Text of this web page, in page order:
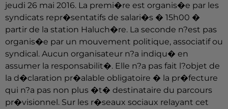
jeudi 26 mai 2016. La premi�re est organis�e par les
syndicats repr�sentatifs de salari�s � 15h00 �
partir de la station Haluch�re. La seconde n?est pas
organis�e par un mouvement politique, associatif ou
syndical. Aucun organisateur n?a indiqu� en
assumer la responsabilit�. Elle n?a pas fait l?objet de
la d�claration pr�alable obligatoire � la pr�fecture
qui n?a pas non plus �t� destinataire du parcours
pr�visionnel. Sur les r�seaux sociaux relayant cet